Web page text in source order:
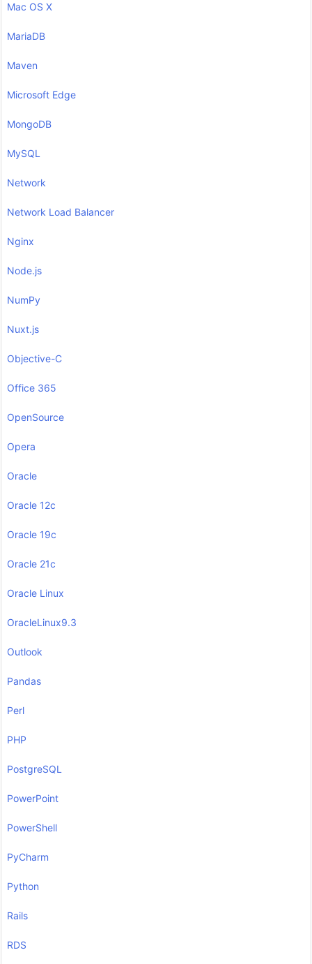
Mac OS X
MariaDB
Maven
Microsoft Edge
MongoDB
MySQL
Network
Network Load Balancer
Nginx
Node.js
NumPy
Nuxt.js
Objective-C
Office 365
OpenSource
Opera
Oracle
Oracle 12c
Oracle 19c
Oracle 21c
Oracle Linux
OracleLinux9.3
Outlook
Pandas
Perl
PHP
PostgreSQL
PowerPoint
PowerShell
PyCharm
Python
Rails
RDS